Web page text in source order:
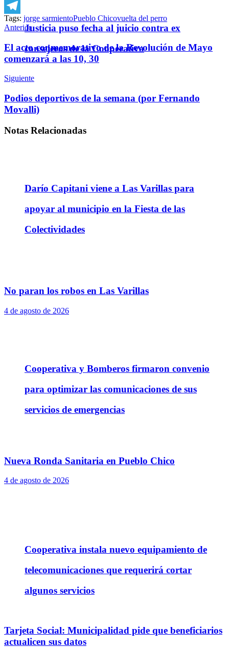
Justicia puso fecha al juicio contra ex
consejeros de la Cooperativa
Darío Capitani viene a Las Varillas para
apoyar al municipio en la Fiesta de las
Colectividades
Cooperativa y Bomberos firmaron convenio
para optimizar las comunicaciones de sus
servicios de emergencias
Cooperativa instala nuevo equipamiento de
telecomunicaciones que requerirá cortar
algunos servicios
WhatsApp
Telegram
Tags: jorge sarmientoPueblo Chicovuelta del perro
Anterior
El acto conmemorativo de la Revolución de Mayo
comenzará a las 10, 30
Siguiente
Podios deportivos de la semana (por Fernando
Movalli)
Notas Relacionadas
No paran los robos en Las Varillas
4 de agosto de 2026
Nueva Ronda Sanitaria en Pueblo Chico
4 de agosto de 2026
Tarjeta Social: Municipalidad pide que beneficiarios
actualicen sus datos